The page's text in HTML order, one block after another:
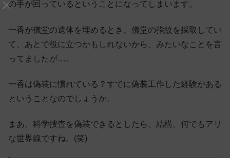
の手が回っているということになってしまいます。
一香が儀堂の遺体を埋めるとき、儀堂の指紋を採取してい
て、あとで役に立つかもしれないから、みたいなことを言
ってましたが…。
一香は偽装に慣れている？すでに偽装工作した経験がある
ということなのでしょうか。
まあ、科学捜査を偽装できるとしたら、結構、何でもアリ
な世界線ですね。(笑)